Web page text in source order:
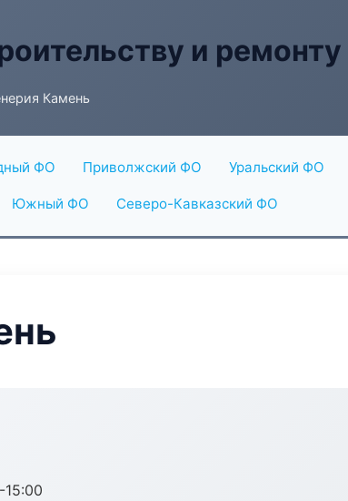
и ремонту
Камень
ФО Приволжский ФО Уральский ФО
Южный ФО Северо-Кавказский ФО